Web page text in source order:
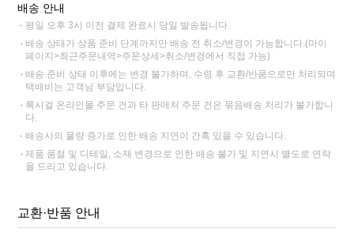
배송 안내
평일 오후 3시 이전 결제 완료시 당일 발송됩니다.
배송 상태가 상품 준비 단계까지만 배송 전 취소/변경이 가능합니다.(마이
페이지>최근주문내역>주문상세>취소/변경에서 직접 가능)
배송 준비 상태 이후에는 변경 불가하며, 수령 후 교환/반품으로만 처리되며
택배비는 고객님 부담입니다.
록시걸 온라인몰 주문 건과 타 판매처 주문 건은 묶음배송 처리가 불가합니
다.
배송사의 물량 증가로 인한 배송 지연이 간혹 있을 수 있습니다.
제품 품절 및 디테일, 소재 변경으로 인한 배송 불가 및 지연시 별도로 연락
을 드리고 있습니다.
교환·반품 안내